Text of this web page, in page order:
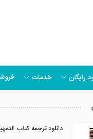
رایگان خدمات
دانلود ترجمه کتاب